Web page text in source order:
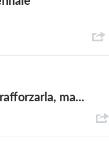
ma...